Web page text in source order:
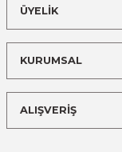
ÜYELİK
KURUMSAL
ALIŞVERİŞ